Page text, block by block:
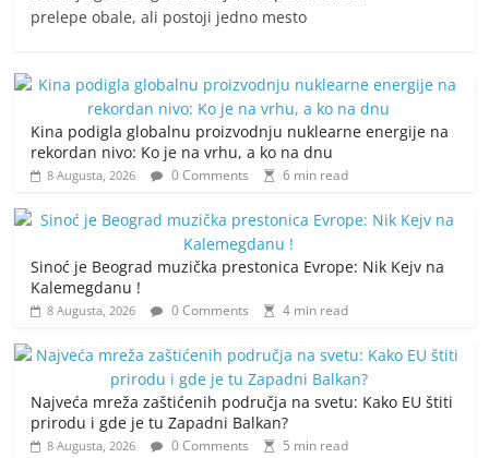
prelepe obale, ali postoji jedno mesto
Kina podigla globalnu proizvodnju nuklearne energije na
rekordan nivo: Ko je na vrhu, a ko na dnu
8 Augusta, 2026 0 Comments 6 min read
Sinoć je Beograd muzička prestonica Evrope: Nik Kejv na
Kalemegdanu !
8 Augusta, 2026 0 Comments 4 min read
Najveća mreža zaštićenih područja na svetu: Kako EU štiti
prirodu i gde je tu Zapadni Balkan?
8 Augusta, 2026 0 Comments 5 min read